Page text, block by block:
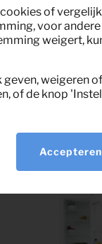
of
voor
weigert,
weigeren
of de knop